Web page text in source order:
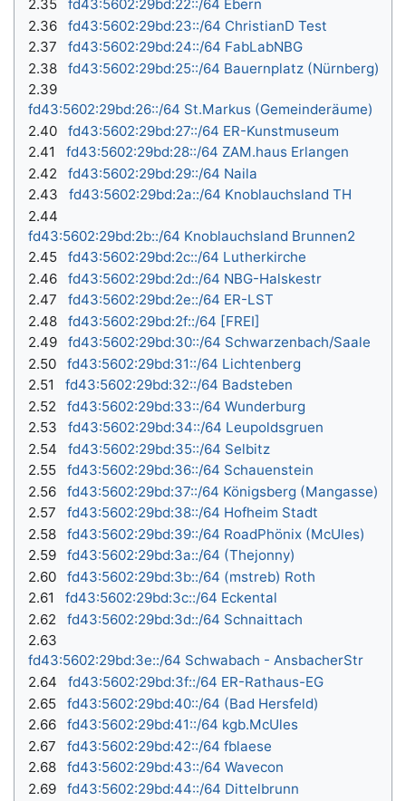
2.35
fd43:5602:29bd:22::/64 Ebern
2.36
fd43:5602:29bd:23::/64 ChristianD Test
2.37
fd43:5602:29bd:24::/64 FabLabNBG
2.38
fd43:5602:29bd:25::/64 Bauernplatz (Nürnberg)
2.39
fd43:5602:29bd:26::/64 St.Markus (Gemeinderäume)
2.40
fd43:5602:29bd:27::/64 ER-Kunstmuseum
2.41
fd43:5602:29bd:28::/64 ZAM.haus Erlangen
2.42
fd43:5602:29bd:29::/64 Naila
2.43
fd43:5602:29bd:2a::/64 Knoblauchsland TH
2.44
fd43:5602:29bd:2b::/64 Knoblauchsland Brunnen2
2.45
fd43:5602:29bd:2c::/64 Lutherkirche
2.46
fd43:5602:29bd:2d::/64 NBG-Halskestr
2.47
fd43:5602:29bd:2e::/64 ER-LST
2.48
fd43:5602:29bd:2f::/64 [FREI]
2.49
fd43:5602:29bd:30::/64 Schwarzenbach/Saale
2.50
fd43:5602:29bd:31::/64 Lichtenberg
2.51
fd43:5602:29bd:32::/64 Badsteben
2.52
fd43:5602:29bd:33::/64 Wunderburg
2.53
fd43:5602:29bd:34::/64 Leupoldsgruen
2.54
fd43:5602:29bd:35::/64 Selbitz
2.55
fd43:5602:29bd:36::/64 Schauenstein
2.56
fd43:5602:29bd:37::/64 Königsberg (Mangasse)
2.57
fd43:5602:29bd:38::/64 Hofheim Stadt
2.58
fd43:5602:29bd:39::/64 RoadPhönix (McUles)
2.59
fd43:5602:29bd:3a::/64 (Thejonny)
2.60
fd43:5602:29bd:3b::/64 (mstreb) Roth
2.61
fd43:5602:29bd:3c::/64 Eckental
2.62
fd43:5602:29bd:3d::/64 Schnaittach
2.63
fd43:5602:29bd:3e::/64 Schwabach - AnsbacherStr
2.64
fd43:5602:29bd:3f::/64 ER-Rathaus-EG
2.65
fd43:5602:29bd:40::/64 (Bad Hersfeld)
2.66
fd43:5602:29bd:41::/64 kgb.McUles
2.67
fd43:5602:29bd:42::/64 fblaese
2.68
fd43:5602:29bd:43::/64 Wavecon
2.69
fd43:5602:29bd:44::/64 Dittelbrunn